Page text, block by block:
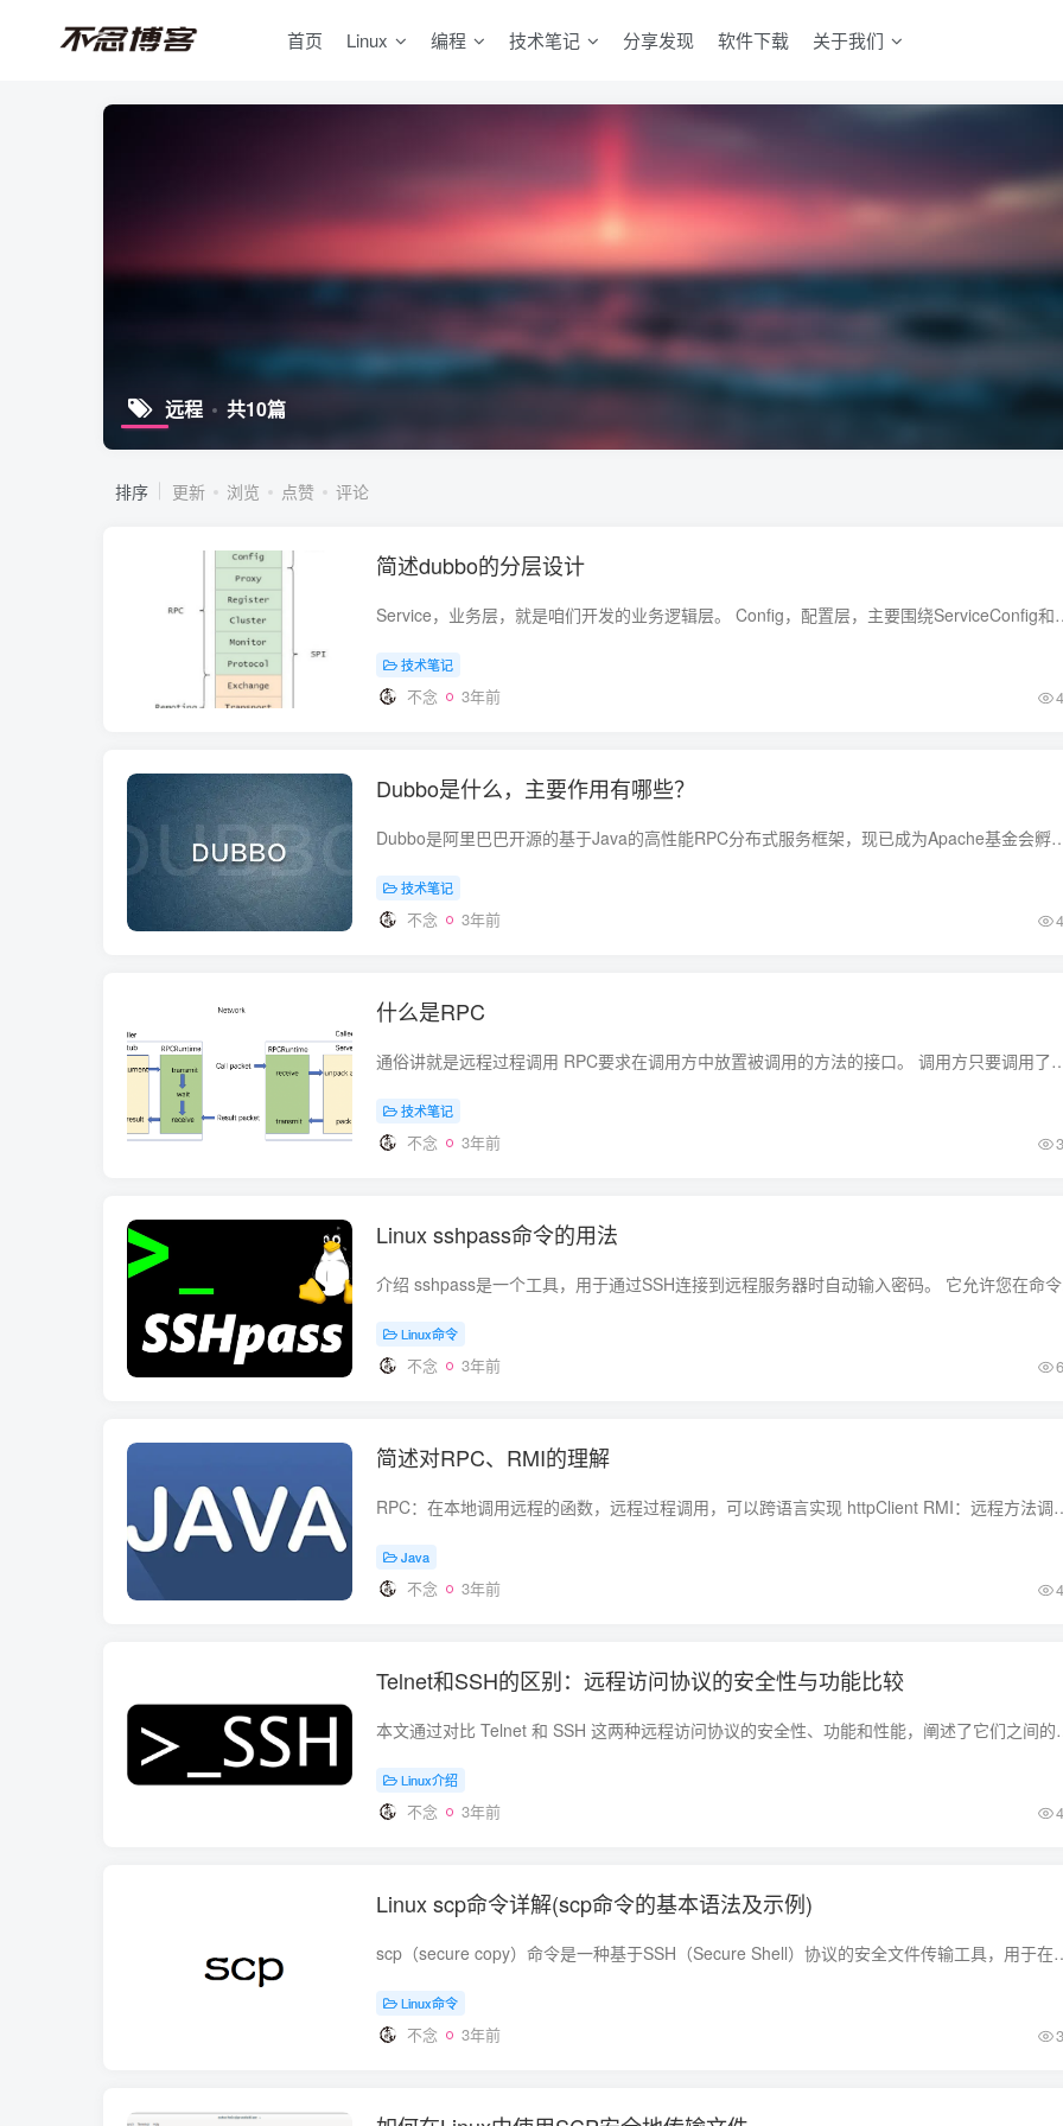
首页 Linux 编程 技术笔记 分享发现 软件下载 关于我们
远程 共10篇
排序 更新 浏览 点赞 评论
简述dubbo的分层设计
Service，业务层，就是咱们开发的业务逻辑层。 Config，
技术笔记
不念 3年前
Dubbo是什么，主要作用有哪些？
Dubbo是阿里巴巴开源的基于Java的高性能RPC分布式服务框架，现已成为Apache基金会孵化项目。
技术笔记
不念 3年前
什么是RPC
通俗讲就是远程过程调用 RPC要求在调用方中放置被调用的方法的接口。 调用方只要调用了这些接
技术笔记
不念 3年前
Linux sshpass命令的用法
Linux命令
不念 3年前
简述对RPC、RMI的理解
RPC：在本地调用远程的函数，远程过程调用，可以跨语言实现
Java
不念 3年前
Telnet和SSH的区别：远程访问协议的安全性与功能比较
本文通过对比 Telnet 和 SSH 这两种远程访问
Linux介绍
不念 3年前
Linux scp命令详解(scp命令的基本语法及示例)
scp（secure copy）命令是一种基于SSH（Secure Shell）协议的安
Linux命令
不念 3年前